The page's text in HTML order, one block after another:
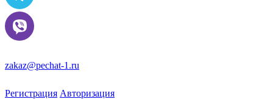
zakaz@pechat-1.ru
Регистрация Авторизация